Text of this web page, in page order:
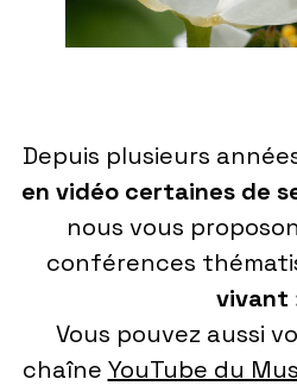
Depuis plusieurs
en vidéo certaines de
nous vous
conférences
vivant
Vous pouvez aussi
chaîne YouTube du